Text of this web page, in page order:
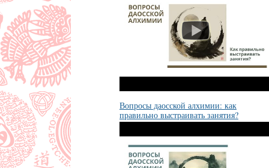
Вопросы даосской алхимии: как
правильно выстраивать занятия?